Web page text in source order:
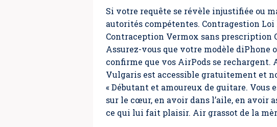
Si votre requête se révèle injustifiée ou
autorités compétentes. Contragestion
Contraception Vermox sans prescription
Assurez-vous que votre modèle diPhone
confirme que vos AirPods se rechargent.
Vulgaris est accessible gratuitement et
« Débutant et amoureux de guitare.
sur le cœur, en avoir dans l’aile, en avoir
ce qui lui fait plaisir. Air grassot de la